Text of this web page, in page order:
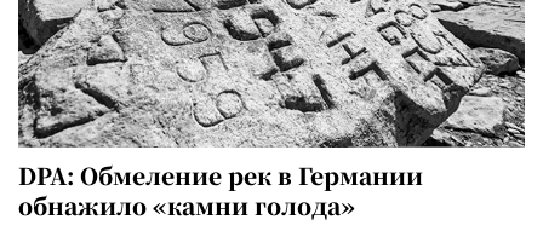
DPA: Обмеление рек в Германии
обнажило «камни голода»